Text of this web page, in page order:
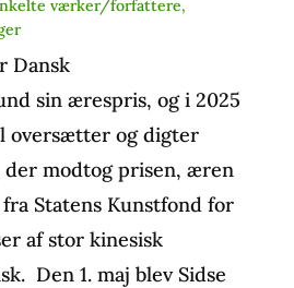
værker/forfattere,
Dansk
sin ærespris, og i 2025
oversætter og digter
der modtog prisen, æren
Statens Kunstfond for
af stor kinesisk
Den 1. maj blev Sidse